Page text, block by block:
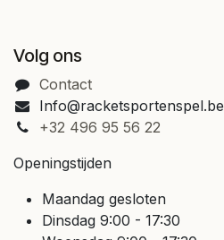
Volg ons
Contact
Info@racketsportenspel.be
+32 496 95 56 22
Openingstijden
Maandag gesloten
Dinsdag 9:00 - 17:30